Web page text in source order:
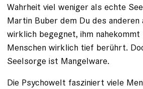
Wahrheit viel weniger als echte
Martin Buber dem Du des anderen
wirklich begegnet, ihm nahekommt
Menschen wirklich tief berührt.
Seelsorge ist Mangelware.
Die Psychowelt fasziniert viele